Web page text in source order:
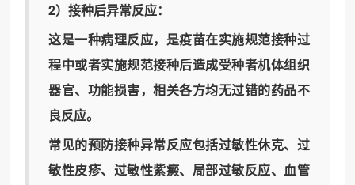
2）接种后异常反应：
这是一种病理反应，是疫苗在实施规范接种过
程中或者实施规范接种后造成受种者机体组织
器官、功能损害，相关各方均无过错的药品不
良反应。
常见的预防接种异常反应包括过敏性休克、过
敏性皮疹、过敏性紫癜、局部过敏反应、血管